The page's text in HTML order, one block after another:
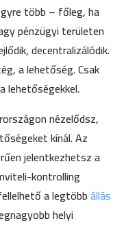
több – főleg, ha
pénzügyi területen
decentralizálódik.
a lehetőség. Csak
lehetőségekkel.
nézelődsz,
kínál. Az
jelentkezhetsz a
kontrolling
a legtöbbállás
helyi